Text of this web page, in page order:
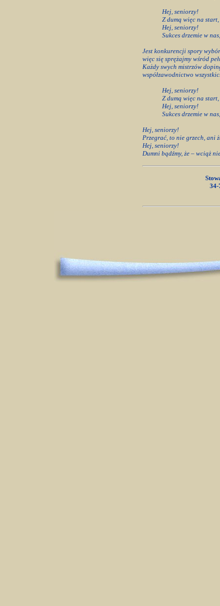
Hej, seniorzy!
Z dumą więc na
Hej, seniorzy!
Sukces drzemie w
Jest konkurencji spory
więc się sprężajmy wśród
Każdy swych mistrzów
współzawodnictwo
Hej, seniorzy!
Z dumą więc na
Hej, seniorzy!
Sukces drzemie w
Hej, seniorzy!
Przegrać, to nie grzech, ani
Hej, seniorzy!
Dumni bądźmy, że – wciąż
34-